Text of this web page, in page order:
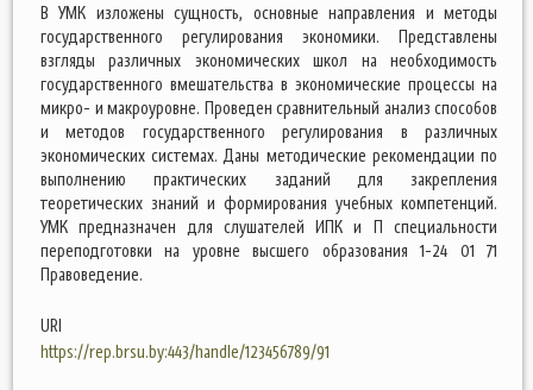
В УМК изложены сущность, основные направления и методы
государственного регулирования экономики. Представлены
взгляды различных экономических школ на необходимость
государственного вмешательства в экономические процессы на
микро- и макроуровне. Проведен сравнительный анализ способов
и методов государственного регулирования в различных
экономических системах. Даны методические рекомендации по
выполнению практических заданий для закрепления
теоретических знаний и формирования учебных компетенций.
УМК предназначен для слушателей ИПК и П специальности
переподготовки на уровне высшего образования 1-24 01 71
Правоведение.
URI
https://rep.brsu.by:443/handle/123456789/91